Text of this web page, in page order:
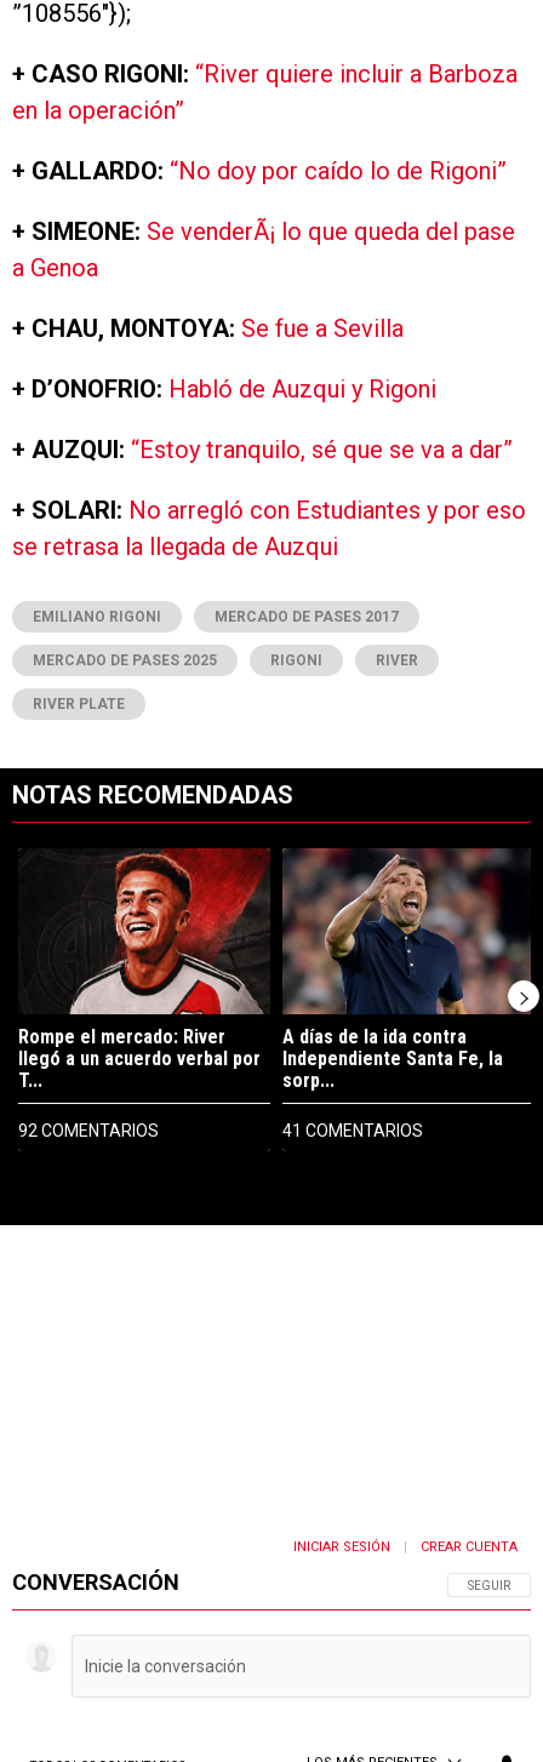
”108556″});
+ CASO RIGONI: “River quiere incluir a Barboza
en la operación”
+ GALLARDO: “No doy por caído lo de Rigoni”
+ SIMEONE: Se venderÃ¡ lo que queda del pase
a Genoa
+ CHAU, MONTOYA: Se fue a Sevilla
+ D’ONOFRIO: Habló de Auzqui y Rigoni
+ AUZQUI: “Estoy tranquilo, sé que se va a dar”
+ SOLARI: No arregló con Estudiantes y por eso
se retrasa la llegada de Auzqui
EMILIANO RIGONI MERCADO DE PASES 2017
MERCADO DE PASES 2025 RIGONI RIVER
RIVER PLATE
NOTAS RECOMENDADAS
Un artículo de tendencia con el título "Rompe el mercado: River
Rompe el mercado: River
llegó a un acuerdo verbal por
T...
92 COMENTARIOS
Un artículo de tendencia con el
A días de la ida contra
Independiente Santa Fe, la
sorp...
41 COMENTARIOS
CONVERSACIÓN SIGA ESTA
SEGUIR
INICIAR SESIÓN CREAR CUENTA